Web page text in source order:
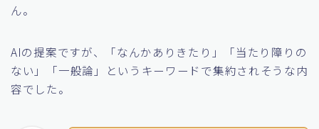
ん。
AIの提案ですが、「なんかありきたり」「当たり障りの
ない」「一般論」というキーワードで集約されそうな内
容でした。